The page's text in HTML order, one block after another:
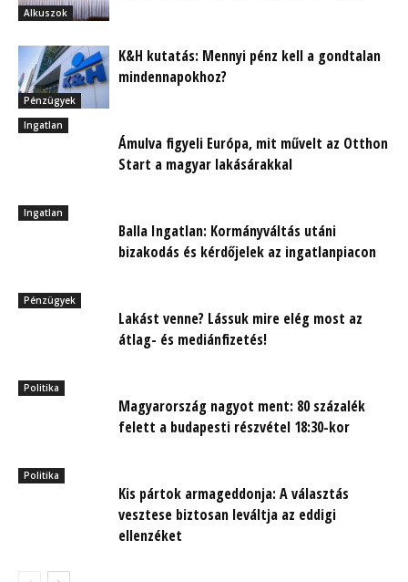
Alkuszok
Pénzügyek
K&H kutatás: Mennyi pénz kell a gondtalan
mindennapokhoz?
Ingatlan
Ámulva figyeli Európa, mit művelt az Otthon
Start a magyar lakásárakkal
Ingatlan
Balla Ingatlan: Kormányváltás utáni
bizakodás és kérdőjelek az ingatlanpiacon
Pénzügyek
Lakást venne? Lássuk mire elég most az
átlag- és mediánfizetés!
Politika
Magyarország nagyot ment: 80 százalék
felett a budapesti részvétel 18:30-kor
Politika
Kis pártok armageddonja: A választás
vesztese biztosan leváltja az eddigi
ellenzéket